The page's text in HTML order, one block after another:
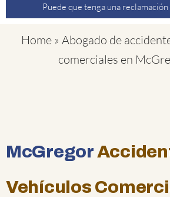
Puede que tenga una
Home » Abogado de
comerciales en
McGregor
Vehículos